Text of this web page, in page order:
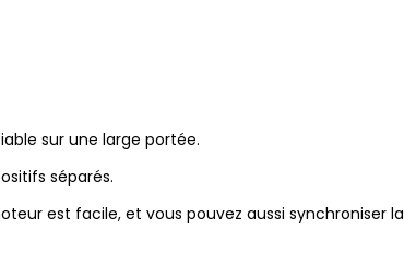
sur une large portée.
séparés.
est facile, et vous pouvez aussi synchroniser la